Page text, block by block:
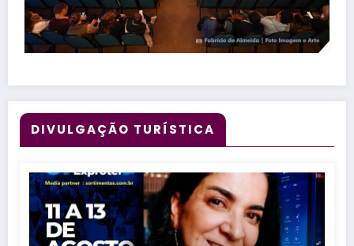
DIVULGAÇÃO TURÍSTICA